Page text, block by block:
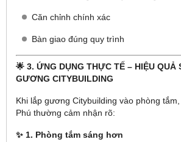
Căn chỉnh chính xác
Bàn giao đúng quy trình
🌟 3. ỨNG DỤNG THỰC TẾ – HIỆU QUẢ
GƯƠNG CITYBUILDING
Khi lắp gương Citybuilding vào phòng
Phú thường cảm nhận rõ:
✨ 1. Phòng tắm sáng hơn